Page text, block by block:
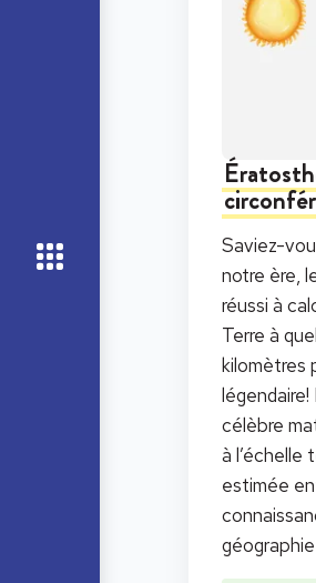
Saviez-
notre ère,
réussi à
Terre à
kilomètres
célèbre
à l’échelle
estimée